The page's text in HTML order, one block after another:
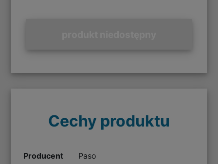
Cechy produktu
Producent Paso